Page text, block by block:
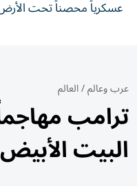
عسكرياً محصناً تحت
عرب وعالم/العالم
ترامب
البيت